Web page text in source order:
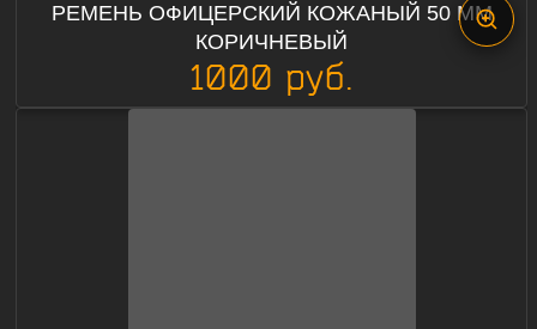
РЕМЕНЬ ОФИЦЕРСКИЙ КОЖАНЫЙ 50 ММ
КОРИЧНЕВЫЙ
1000 руб.